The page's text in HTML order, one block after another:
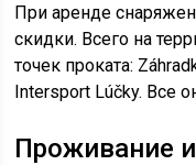
При аренде
скидки. Всего на
точек проката:
Intersport Lúčky. Все
Проживание